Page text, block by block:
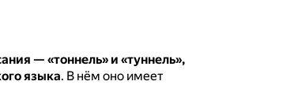
— «тоннель» и «туннель»,
языка. В нём оно имеет